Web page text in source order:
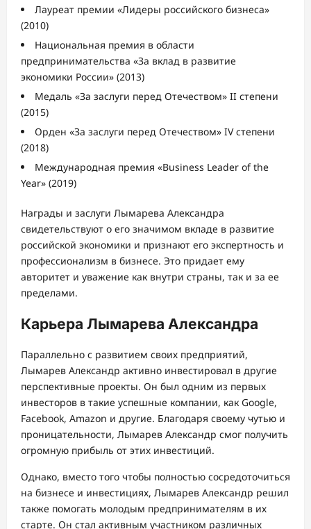
Лауреат премии «Лидеры российского бизнеса»
(2010)
Национальная премия в области
предпринимательства «За вклад в развитие
экономики России» (2013)
Медаль «За заслуги перед Отечеством» II степени
(2015)
Орден «За заслуги перед Отечеством» IV степени
(2018)
Международная премия «Business Leader of the
Year» (2019)
Награды и заслуги Лымарева Александра
свидетельствуют о его значимом вкладе в развитие
российской экономики и признают его экспертность и
профессионализм в бизнесе. Это придает ему
авторитет и уважение как внутри страны, так и за ее
пределами.
Карьера Лымарева Александра
Параллельно с развитием своих предприятий,
Лымарев Александр активно инвестировал в другие
перспективные проекты. Он был одним из первых
инвесторов в такие успешные компании, как Google,
Facebook, Amazon и другие. Благодаря своему чутью и
проницательности, Лымарев Александр смог получить
огромную прибыль от этих инвестиций.
Однако, вместо того чтобы полностью сосредоточиться
на бизнесе и инвестициях, Лымарев Александр решил
также помогать молодым предпринимателям в их
старте. Он стал активным участником различных